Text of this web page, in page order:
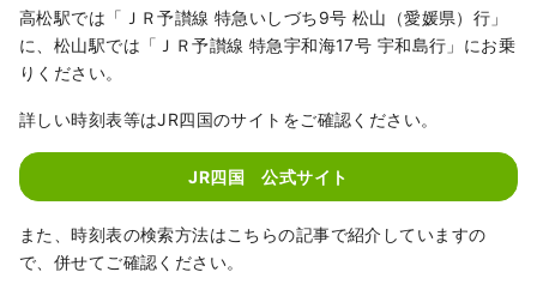
高松駅では「ＪＲ予讃線 特急いしづち9号 松山（愛媛県）行」
に、松山駅では「ＪＲ予讃線 特急宇和海17号 宇和島行」にお乗
りください。
詳しい時刻表等はJR四国のサイトをご確認ください。
JR四国 公式サイト
また、時刻表の検索方法はこちらの記事で紹介していますの
で、併せてご確認ください。